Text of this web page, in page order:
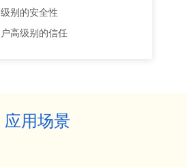
别的安全性
高级别的信任
应用场景